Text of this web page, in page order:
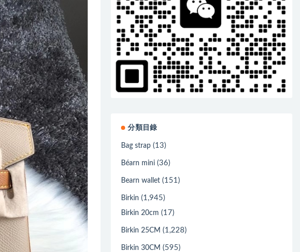
分類目錄
Bag strap (13)
Béarn mini (36)
Bearn wallet (151)
Birkin (1,945)
Birkin 20cm (17)
Birkin 25CM (1,228)
Birkin 30CM (595)